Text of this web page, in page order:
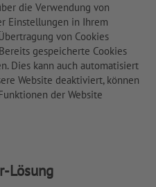
die Verwendung von
Einstellungen in Ihrem
von Cookies
gespeicherte Cookies
Dies kann auch automatisiert
Website deaktiviert, können
der Website
Lösung